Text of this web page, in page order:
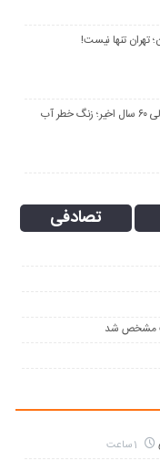
تهران تنها نیست!
تهران در بدترین دوره خشکسالی ۶۰ سال اخیر؛ زنگ خطر آب
تصادفی
مشخص شد